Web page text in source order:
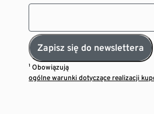
Zapisz się do newslettera
¹ Obowiązują
ogólne warunki dotyczące realizacji